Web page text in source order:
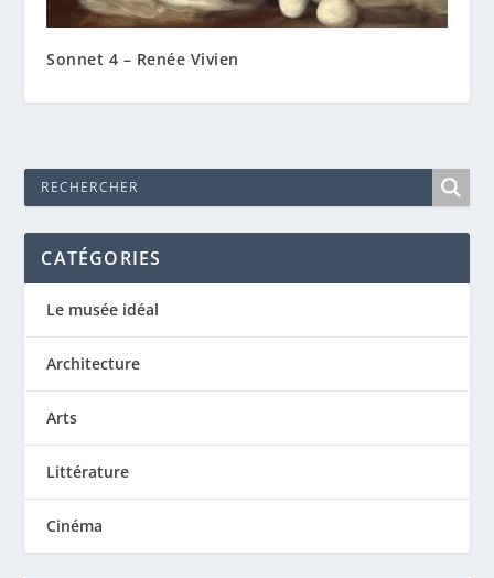
Sonnet 4 – Renée Vivien
CATÉGORIES
Le musée idéal
Architecture
Arts
Littérature
Cinéma